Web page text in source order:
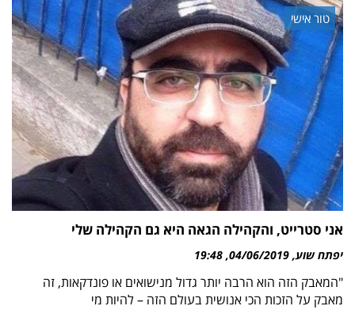
טור אישי
אני סטרייט, והקהילה הגאה היא גם הקהילה שלי
יפתח שוע 04/06/2019
19:48
"המאבק הזה הוא הרבה יותר גדול מנישואים או פונדקאות, זה
מאבק על הזכות הכי אנושית בעולם הזה – להיות מי